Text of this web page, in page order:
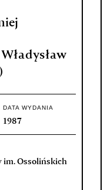
DATA WYDANIA
1987
im. Ossolińskich